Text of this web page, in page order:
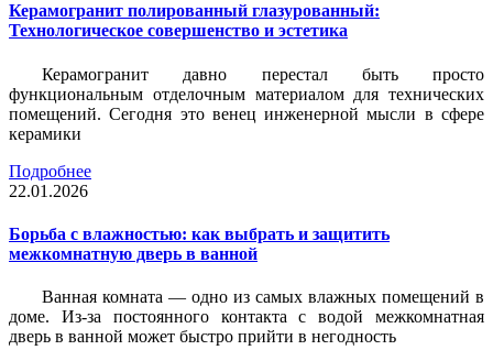
Керамогранит полированный глазурованный:
Технологическое совершенство и эстетика
Керамогранит давно перестал быть просто
функциональным отделочным материалом для технических
помещений. Сегодня это венец инженерной мысли в сфере
керамики
Подробнее
22.01.2026
Борьба с влажностью: как выбрать и защитить
межкомнатную дверь в ванной
Ванная комната — одно из самых влажных помещений в
доме. Из-за постоянного контакта с водой межкомнатная
дверь в ванной может быстро прийти в негодность